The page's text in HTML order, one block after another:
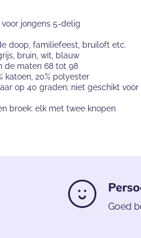
voor jongens 5-delig
doop, familiefeest, bruiloft etc.
bruin, wit, blauw
de maten 68 tot 98
katoen, 20% polyester
op 40 graden; niet geschikt
broek: elk met twee knopen
Goed